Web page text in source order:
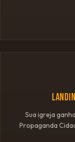
Sua igreja
Propaganda